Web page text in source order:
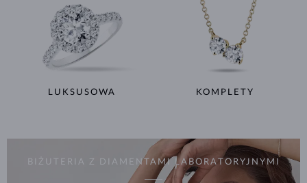
LUKSUSOWA KOMPLETY
BIŻUTERIA Z DIAMENTAMI LABORATORYJNYMI